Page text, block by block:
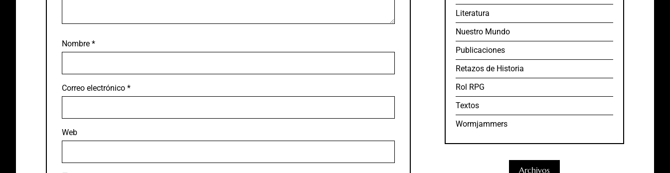
Nombre *
Correo electrónico *
Web
Literatura
Nuestro Mundo
Publicaciones
Retazos de Historia
Rol RPG
Textos
Wormjammers
Archivos